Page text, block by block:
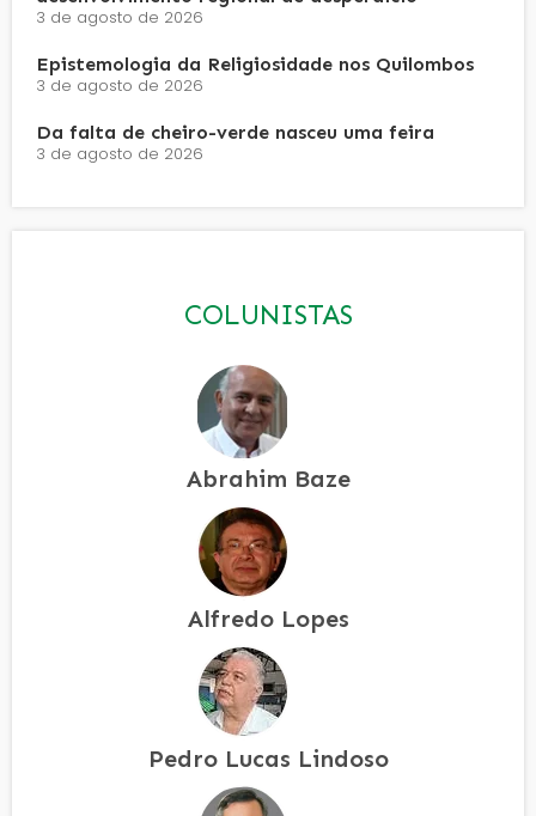
3 de agosto de 2026
Epistemologia da Religiosidade nos Quilombos
3 de agosto de 2026
Da falta de cheiro-verde nasceu uma feira
3 de agosto de 2026
COLUNISTAS
Abrahim Baze
Alfredo Lopes
Pedro Lucas Lindoso